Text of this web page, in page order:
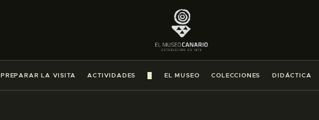
PREPARAR LA VISITA ACTIVIDADES EL MUSEO COLECCIONES DIDÁCTICA
PREPARAR LA VISITA
ACTIVIDADES
█